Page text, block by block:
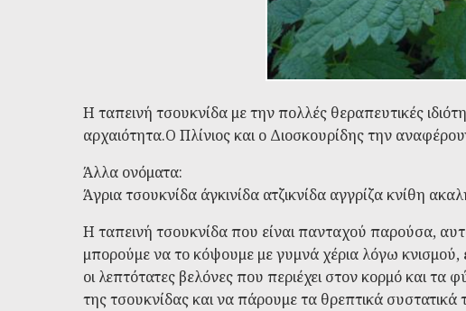
Η ταπεινή τσουκνίδα με την πολλές θεραπευτικές
αρχαιότητα.Ο Πλίνιος και ο Διοσκουρίδης την
Άλλα ονόματα:
Άγρια τσουκνίδα άγκινίδα ατζικνίδα αγγρίζα κνίθη
Η ταπεινή τσουκνίδα που είναι πανταχού παρούσα,
μπορούμε να το κόψουμε με γυμνά χέρια λόγω
οι λεπτότατες βελόνες που περιέχει στον κορμό και
της τσουκνίδας και να πάρουμε τα θρεπτικά